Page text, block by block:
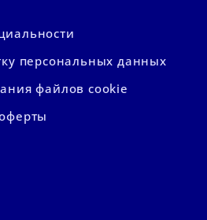
персональных данных
файлов cookie